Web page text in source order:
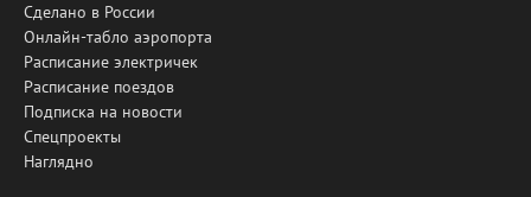
Сделано в России
Онлайн-табло аэропорта
Расписание электричек
Расписание поездов
Подписка на новости
Спецпроекты
Наглядно